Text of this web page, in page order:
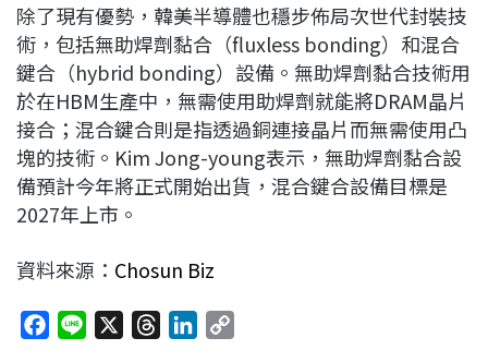
除了現有優勢，韓美半導體也穩步佈局次世代封裝技
術，包括無助焊劑黏合（fluxless bonding）和混合
鍵合（hybrid bonding）設備。無助焊劑黏合技術用
於在HBM生產中，無需使用助焊劑就能將DRAM晶片
接合；混合鍵合則是指透過銅連接晶片而無需使用凸
塊的技術。Kim Jong-young表示，無助焊劑黏合設
備預計今年將正式開始出貨，混合鍵合設備目標是
2027年上市。
資料來源： Chosun Biz